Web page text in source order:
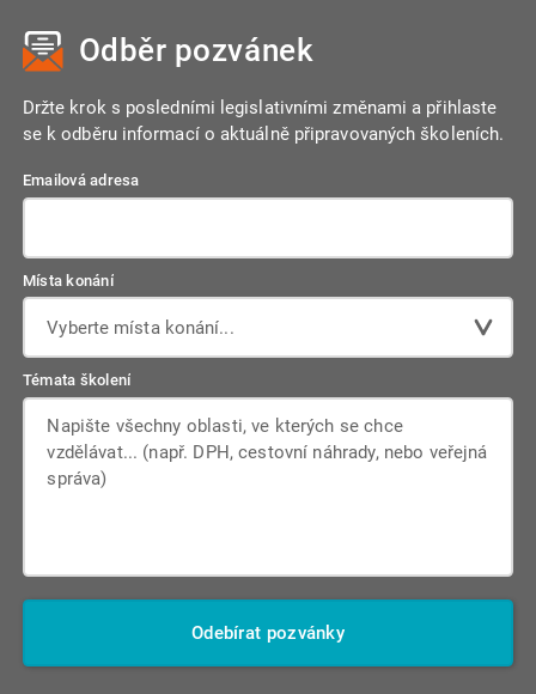
Odběr pozvánek
Držte krok s posledními legislativními změnami a přihlaste
se k odběru informací o aktuálně připravovaných školeních.
Emailová adresa
Místa konání
Vyberte místa konání...
Témata školení
Odebírat pozvánky